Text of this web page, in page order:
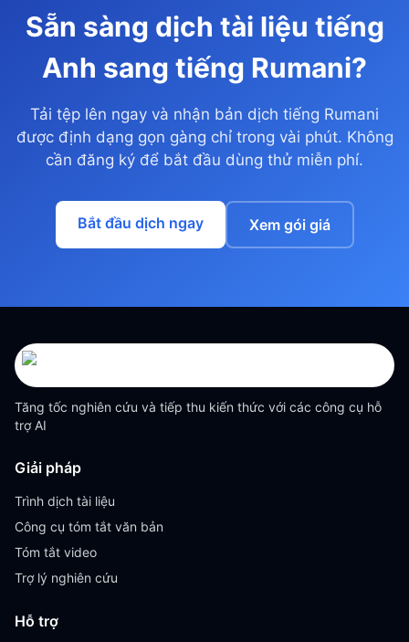
Sẵn sàng dịch tài liệu tiếng
Anh sang tiếng Rumani?
Tải tệp lên ngay và nhận bản dịch tiếng Rumani
được định dạng gọn gàng chỉ trong vài phút. Không
cần đăng ký để bắt đầu dùng thử miễn phí.
Bắt đầu dịch ngay Xem gói giá
Tăng tốc nghiên cứu và tiếp thu kiến thức với các công cụ hỗ
trợ AI
Giải pháp
Trình dịch tài liệu
Công cụ tóm tắt văn bản
Tóm tắt video
Trợ lý nghiên cứu
Hỗ trợ